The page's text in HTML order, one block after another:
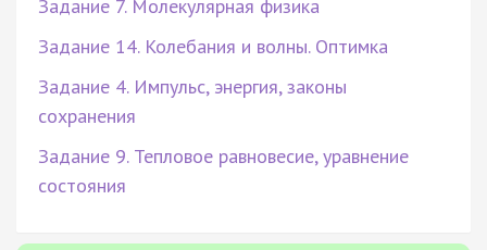
Задание 7. Молекулярная физика
Задание 14. Колебания и волны. Оптимка
Задание 4. Импульс, энергия, законы
сохранения
Задание 9. Тепловое равновесие, уравнение
состояния